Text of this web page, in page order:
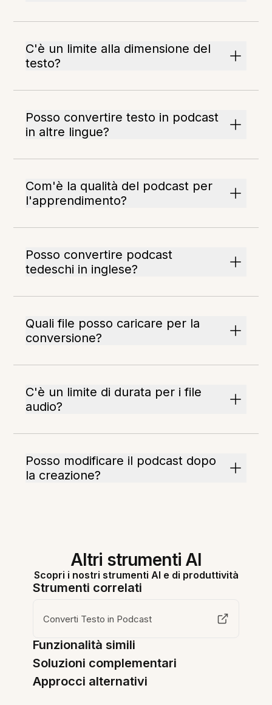
C'è un limite alla dimensione del
testo?
Posso convertire testo in podcast
in altre lingue?
Com'è la qualità del podcast per
l'apprendimento?
Posso convertire podcast
tedeschi in inglese?
Quali file posso caricare per la
conversione?
C'è un limite di durata per i file
audio?
Posso modificare il podcast dopo
la creazione?
Altri strumenti AI
Scopri i nostri strumenti AI e di produttività
Strumenti correlati
Converti Testo in Podcast
Funzionalità simili
Soluzioni complementari
Approcci alternativi